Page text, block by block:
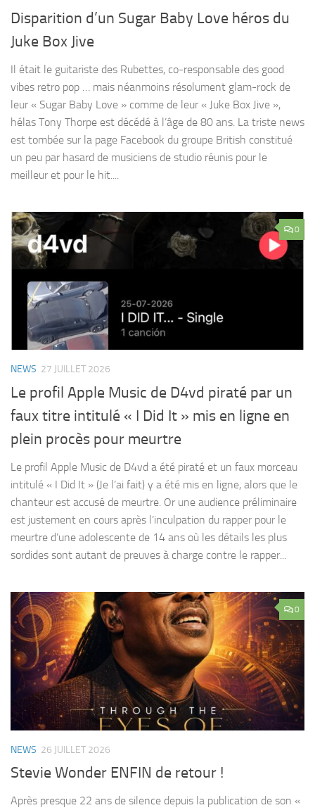
Disparition d’un Sugar Baby Love héros du
Juke Box Jive
Il était le guitariste des Rubettes, co-responsable des good
vibes retro pop … mais néanmoins résolument glam-rock de
leur « Sugar Baby Love » comme de leur « Juke Box Jive »,
hélas Tony Thorpe est décédé à l’âge de 80 ans. La triste news
est tombée sur la page Facebook du groupe British constitué
un peu par hasard de musiciens de studio réunis pour le
meilleur et pour le hit....
0
NEWS 27 JUILLET 2026
Le profil Apple Music de D4vd piraté par un
faux titre intitulé « I Did It » mis en ligne en
plein procès pour meurtre
Le profil Apple Music de D4vd a été piraté et un faux morceau
intitulé « I Did It » (Je l’ai fait) y a été mis en ligne, alors que le
chanteur est accusé de meurtre. Or une audience préliminaire
est justement en cours après l’inculpation du rapper pour le
meurtre d’une adolescente de 14 ans où les détails les plus
sordides sont autant de preuves à charge contre le rapper...
0
NEWS 26 JUILLET 2026
Stevie Wonder ENFIN de retour !
Après presque 22 ans de silence depuis la publication de son «